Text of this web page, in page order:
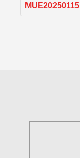
MUE20250115